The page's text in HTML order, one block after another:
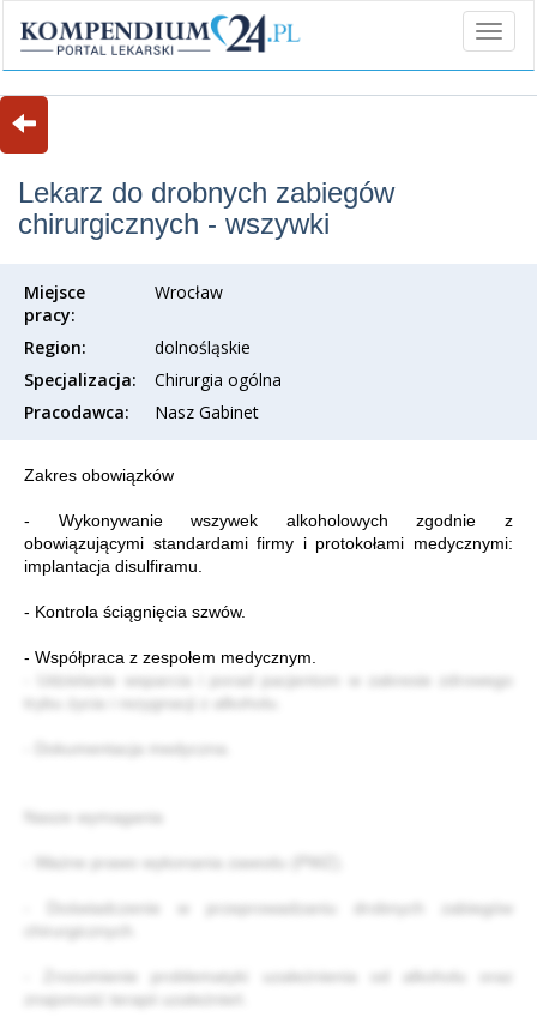
Lekarz do drobnych zabiegów
chirurgicznych - wszywki
Miejsce
pracy:
Wrocław
Region:
dolnośląskie
Specjalizacja:
Chirurgia ogólna
Pracodawca:
Nasz Gabinet
Zakres obowiązków
- Wykonywanie wszywek alkoholowych zgodnie z
obowiązującymi standardami firmy i protokołami medycznymi:
implantacja disulfiramu.
- Kontrola ściągnięcia szwów.
- Współpraca z zespołem medycznym.
- Udzielanie wsparcia i porad pacjentom w zakresie zdrowego
trybu życia i rezygnacji z alkoholu.
- Dokumentacja medyczna.
Nasze wymagania
- Ważne prawo wykonania zawodu (PWZ).
- Doświadczenie w przeprowadzaniu drobnych zabiegów
chirurgicznych.
- Zrozumienie problematyki uzależnienia od alkoholu oraz
znajomość terapii uzależnień.